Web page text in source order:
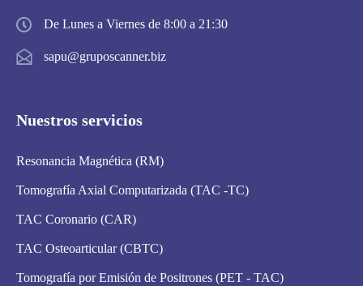
De Lunes a Viernes de 8:00 a 21:30
sapu@gruposcanner.biz
Nuestros servicios
Resonancia Magnética (RM)
Tomografía Axial Computarizada (TAC -TC)
TAC Coronario (CAR)
TAC Osteoarticular (CBTC)
Tomografía por Emisión de Positrones (PET - TAC)